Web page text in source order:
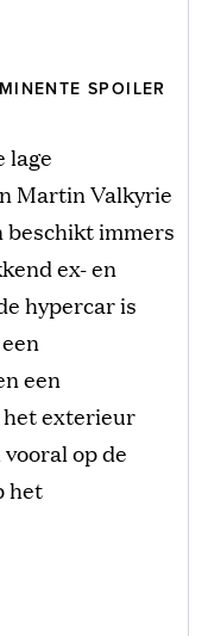
SPOILER
lage
Martin Valkyrie
beschikt immers
ex- en
hypercar is
een
exterieur
op de
het